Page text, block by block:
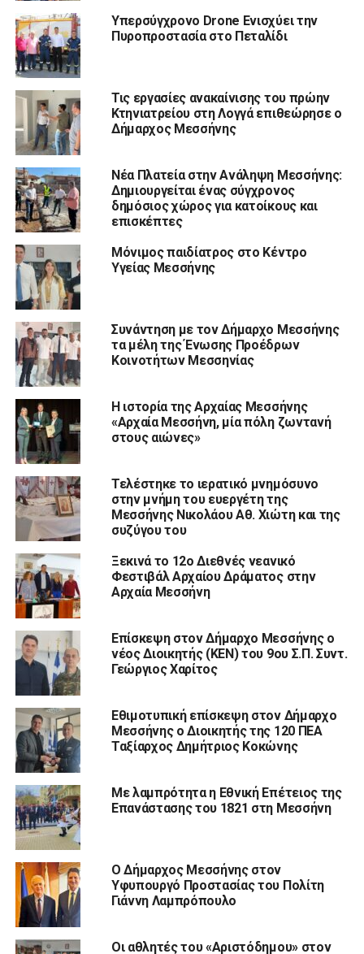
Υπερσύγχρονο Drone Ενισχύει την
Πυροπροστασία στο Πεταλίδι
Τις εργασίες ανακαίνισης του πρώην
Κτηνιατρείου στη Λογγά επιθεώρησε ο
Δήμαρχος Μεσσήνης
Νέα Πλατεία στην Ανάληψη Μεσσήνης:
Δημιουργείται ένας σύγχρονος
δημόσιος χώρος για κατοίκους και
επισκέπτες
Μόνιμος παιδίατρος στο Κέντρο
Υγείας Μεσσήνης
Συνάντηση με τον Δήμαρχο Μεσσήνης
τα μέλη της Ένωσης Προέδρων
Κοινοτήτων Μεσσηνίας
Η ιστορία της Αρχαίας Μεσσήνης
«Αρχαία Μεσσήνη, μία πόλη ζωντανή
στους αιώνες»
Τελέστηκε το ιερατικό μνημόσυνο
στην μνήμη του ευεργέτη της
Μεσσήνης Νικολάου Αθ. Χιώτη και της
συζύγου του
Ξεκινά το 12ο Διεθνές νεανικό
Φεστιβάλ Αρχαίου Δράματος στην
Αρχαία Μεσσήνη
Επίσκεψη στον Δήμαρχο Μεσσήνης ο
νέος Διοικητής (ΚΕΝ) του 9ου Σ.Π. Συντ.
Γεώργιος Χαρίτος
Εθιμοτυπική επίσκεψη στον Δήμαρχο
Μεσσήνης ο Διοικητής της 120 ΠΕΑ
Ταξίαρχος Δημήτριος Κοκώνης
Με λαμπρότητα η Εθνική Επέτειος της
Επανάστασης του 1821 στη Μεσσήνη
Ο Δήμαρχος Μεσσήνης στον
Υφυπουργό Προστασίας του Πολίτη
Γιάννη Λαμπρόπουλο
Οι αθλητές του «Αριστόδημου» στον